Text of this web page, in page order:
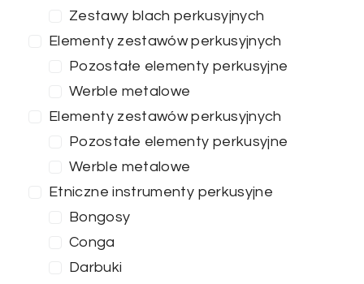
Zestawy blach perkusyjnych
Elementy zestawów perkusyjnych
Pozostałe elementy perkusyjne
Werble metalowe
Elementy zestawów perkusyjnych
Pozostałe elementy perkusyjne
Werble metalowe
Etniczne instrumenty perkusyjne
Bongosy
Conga
Darbuki